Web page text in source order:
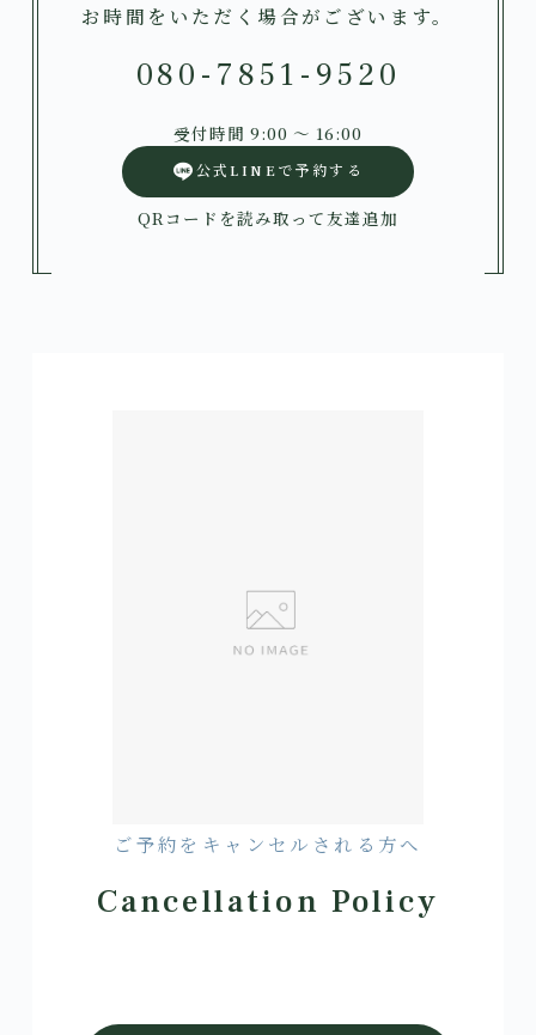
お時間をいただく場合がございます。
080-7851-9520
受付時間 9:00 〜 16:00
公式LINEで予約する
QRコードを読み取って友達追加
ご予約をキャンセルされる方へ
Cancellation Policy